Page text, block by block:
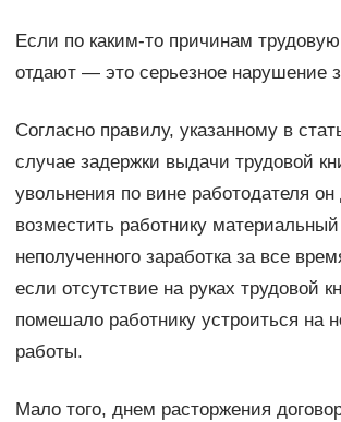
Если по каким-то причинам
отдают — это серьезное нарушение
Согласно правилу, указанному в
случае задержки выдачи трудовой
увольнения по вине работодателя
возместить работнику
неполученного заработка за все
если отсутствие на руках трудовой
помешало работнику устроиться на
работы.
Мало того, днем расторжения